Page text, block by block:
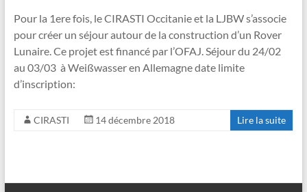
Pour la 1ere fois, le CIRASTI Occitanie et la LJBW s’associe
pour créer un séjour autour de la construction d’un Rover
Lunaire. Ce projet est financé par l’OFAJ. Séjour du 24/02
au 03/03 à Weißwasser en Allemagne date limite
d’inscription:
CIRASTI 14 décembre 2018 Lire la suite